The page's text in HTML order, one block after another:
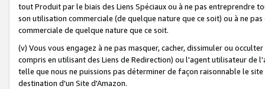
tout Produit par le biais des Liens Spéciaux ou à ne pas entreprendre
son utilisation commerciale (de quelque nature que ce soit) ou à ne
commerciale de quelque nature que ce soit.
(v) Vous vous engagez à ne pas masquer, cacher, dissimuler ou
compris en utilisant des Liens de Redirection) ou l'agent utilisateur
telle que nous ne puissions pas déterminer de façon raisonnable le
destination d'un Site d'Amazon.